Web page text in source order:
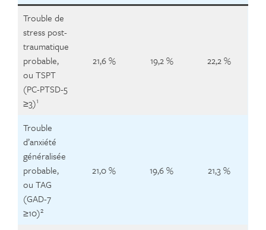
Trouble de
stress post-
traumatique
probable,
ou TSPT
(PC-PTSD-5
≥3)1
21,6 % 19,2 % 22,2 %
Trouble
d’anxiété
généralisée
probable,
ou TAG
(GAD-7
≥10)2
21,0 % 19,6 % 21,3 %